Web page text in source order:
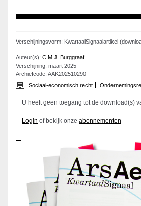
Verschijningsvorm: KwartaalSignaalartikel
Auteur(s): C.M.J. Burggraaf
Verschijning: maart 2025
Archiefcode: AAK202510290
Sociaal-economisch recht
U heeft geen toegang tot de download(s)
Login of bekijk onze abonnementen